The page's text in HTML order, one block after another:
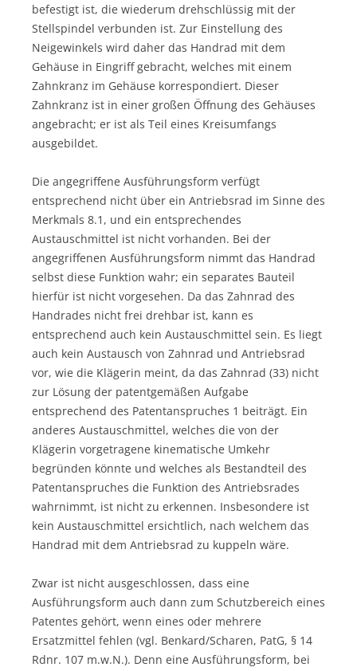
befestigt ist, die wiederum drehschlüssig mit der
Stellspindel verbunden ist. Zur Einstellung des
Neigewinkels wird daher das Handrad mit dem
Gehäuse in Eingriff gebracht, welches mit einem
Zahnkranz im Gehäuse korrespondiert. Dieser
Zahnkranz ist in einer großen Öffnung des Gehäuses
angebracht; er ist als Teil eines Kreisumfangs
ausgebildet.
Die angegriffene Ausführungsform verfügt
entsprechend nicht über ein Antriebsrad im Sinne des
Merkmals 8.1, und ein entsprechendes
Austauschmittel ist nicht vorhanden. Bei der
angegriffenen Ausführungsform nimmt das Handrad
selbst diese Funktion wahr; ein separates Bauteil
hierfür ist nicht vorgesehen. Da das Zahnrad des
Handrades nicht frei drehbar ist, kann es
entsprechend auch kein Austauschmittel sein. Es liegt
auch kein Austausch von Zahnrad und Antriebsrad
vor, wie die Klägerin meint, da das Zahnrad (33) nicht
zur Lösung der patentgemäßen Aufgabe
entsprechend des Patentanspruches 1 beiträgt. Ein
anderes Austauschmittel, welches die von der
Klägerin vorgetragene kinematische Umkehr
begründen könnte und welches als Bestandteil des
Patentanspruches die Funktion des Antriebsrades
wahrnimmt, ist nicht zu erkennen. Insbesondere ist
kein Austauschmittel ersichtlich, nach welchem das
Handrad mit dem Antriebsrad zu kuppeln wäre.
Zwar ist nicht ausgeschlossen, dass eine
Ausführungsform auch dann zum Schutzbereich eines
Patentes gehört, wenn eines oder mehrere
Ersatzmittel fehlen (vgl. Benkard/Scharen, PatG, § 14
Rdnr. 107 m.w.N.). Denn eine Ausführungsform, bei